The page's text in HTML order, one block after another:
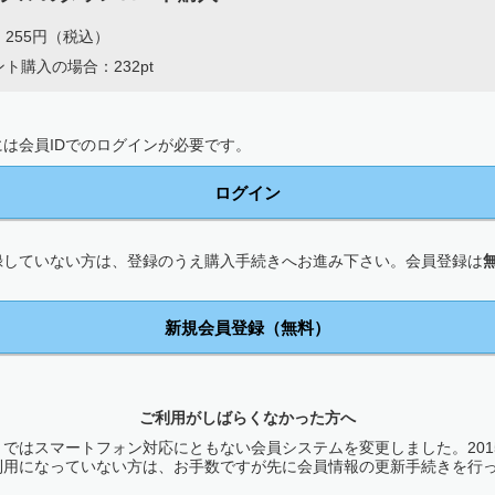
円（税込）
ト購入の場合：232pt
会員IDでのログインが必要です。
ログイン
ていない方は、登録のうえ購入手続きへお進み下さい。会員登録は
新規会員登録（無料）
ご利用がしばらくなかった方へ
はスマートフォン対応にともない会員システムを変更しました。
になっていない方は、お手数ですが先に会員情報の更新手続きを行